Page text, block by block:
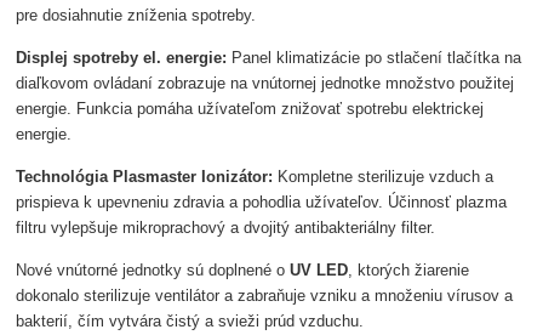
pre dosiahnutie zníženia spotreby.
Displej spotreby el. energie: Panel klimatizácie po stlačení tlačítka na
diaľkovom ovládaní zobrazuje na vnútornej jednotke množstvo použitej
energie. Funkcia pomáha užívateľom znižovať spotrebu elektrickej
energie.
Technológia Plasmaster Ionizátor: Kompletne sterilizuje vzduch a
prispieva k upevneniu zdravia a pohodlia užívateľov. Účinnosť plazma
filtru vylepšuje mikroprachový a dvojitý antibakteriálny filter.
Nové vnútorné jednotky sú doplnené oUV LED , ktorých žiarenie
dokonalo sterilizuje ventilátor a zabraňuje vzniku a množeniu vírusov a
bakterií, čím vytvára čistý a svieži prúd vzduchu.